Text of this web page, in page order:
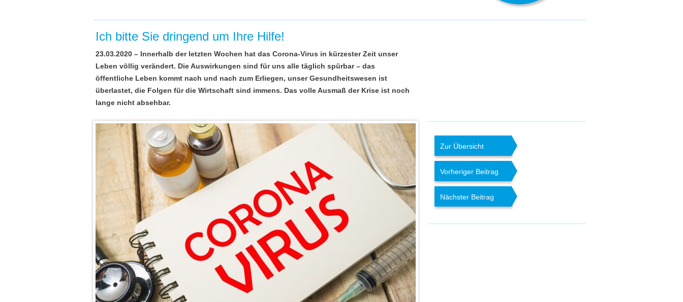
Ich bitte Sie dringend um Ihre Hilfe!
23.03.2020 – Innerhalb der letzten Wochen hat das Corona-Virus in kürzester Zeit unser
Leben völlig verändert. Die Auswirkungen sind für uns alle täglich spürbar – das
öffentliche Leben kommt nach und nach zum Erliegen, unser Gesundheitswesen ist
überlastet, die Folgen für die Wirtschaft sind immens. Das volle Ausmaß der Krise ist noch
lange nicht absehbar.
Zur Übersicht
Vorheriger Beitrag
Nächster Beitrag